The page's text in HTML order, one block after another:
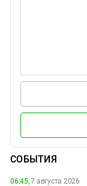
СОБЫТИЯ
06:45,7 августа 2026